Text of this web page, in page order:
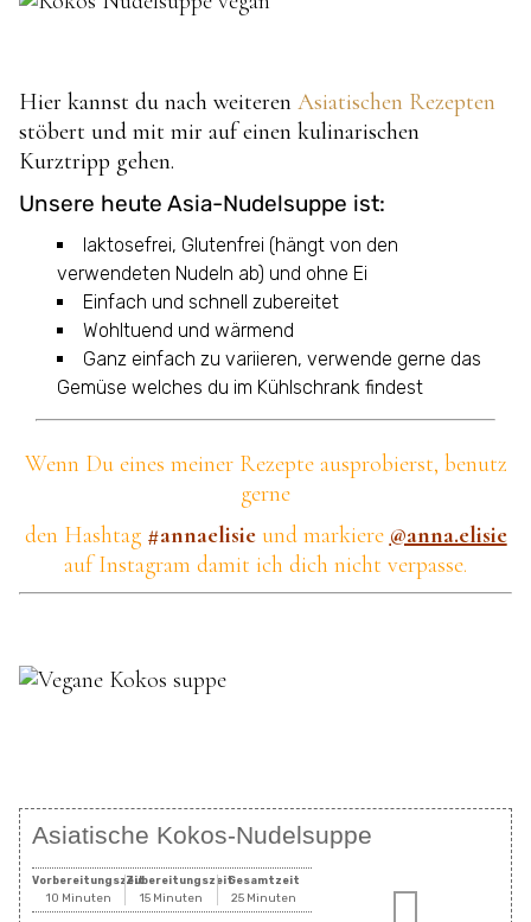
Hier kannst du nach weiteren Asiatischen Rezepten
stöbert und mit mir auf einen kulinarischen
Kurztripp gehen.
Unsere heute Asia-Nudelsuppe ist:
laktosefrei, Glutenfrei (hängt von den
verwendeten Nudeln ab) und ohne Ei
Einfach und schnell zubereitet
Wohltuend und wärmend
Ganz einfach zu variieren, verwende gerne das
Gemüse welches du im Kühlschrank findest
Wenn Du eines meiner Rezepte ausprobierst, benutz
gerne
den Hashtag #annaelisieund markiere @anna.elisie
auf Instagram damit ich dich nicht verpasse.
Asiatische Kokos-Nudelsuppe
Vorbereitungszeit
10 Minuten
Zubereitungszeit
15 Minuten
Gesamtzeit
25 Minuten